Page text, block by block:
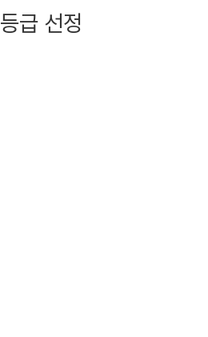
등급 선정